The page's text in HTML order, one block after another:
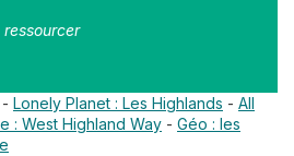
- Lonely Planet : Les Highlands - All
: West Highland Way - Géo : les